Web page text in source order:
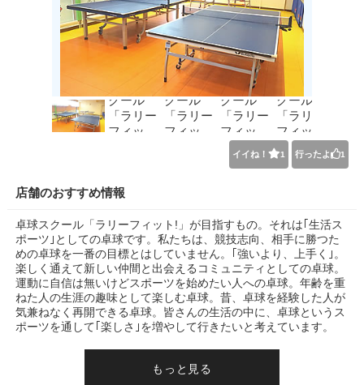
イイね！ 1 行ったよ 1
店舗のおすすめ情報
卓球スクール「ラリーフィット!」が目指すもの。それは｢生活ス
ポーツ｣としての卓球です。私たちは、競技志向、相手に勝つた
めの卓球を一番の目標とはしていません。｢強いより、上手く｣。
楽しく通えて新しい仲間と出会えるコミュニティとしての卓球。
運動に自信は無いけどスポーツを始めたい人への卓球。年齢を重
ねた人の生涯の趣味として楽しむ卓球。昔、卓球を経験した人が
気兼ねなく再開できる卓球。皆さんの生活の中に、卓球というス
ポーツを通して｢楽しさ｣を増やして行きたいと考えています。